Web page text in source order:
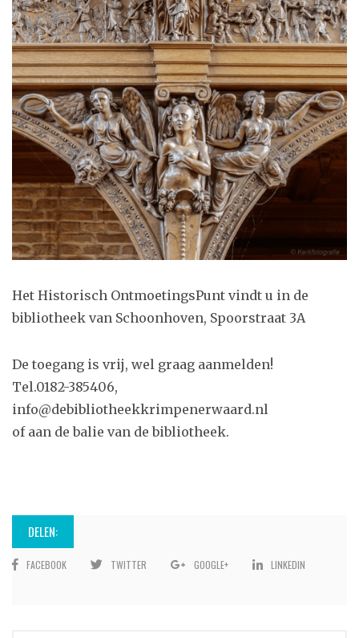
Het Historisch OntmoetingsPunt vindt u in de
bibliotheek van Schoonhoven, Spoorstraat 3A
De toegang is vrij, wel graag aanmelden!
Tel.0182-385406,
info@debibliotheekkrimpenerwaard.nl
of aan de balie van de bibliotheek.
DELEN:
FACEBOOK TWITTER GOOGLE+ LINKEDIN